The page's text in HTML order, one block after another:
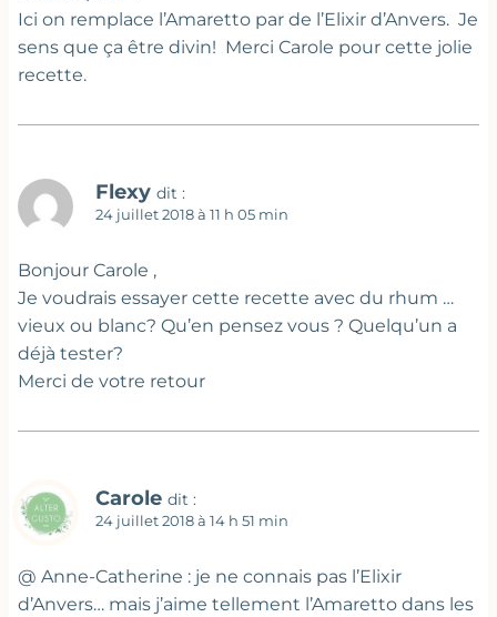
Ici on remplace l’Amaretto par de l’Elixir d’Anvers. Je
sens que ça être divin! Merci Carole pour cette jolie
recette.
Flexy dit :
24 juillet 2018 à 11 h 05 min
Bonjour Carole ,
Je voudrais essayer cette recette avec du rhum …
vieux ou blanc? Qu’en pensez vous ? Quelqu’un a
déjà tester?
Merci de votre retour
Carole dit :
24 juillet 2018 à 14 h 51 min
@ Anne-Catherine : je ne connais pas l’Elixir
d’Anvers… mais j’aime tellement l’Amaretto dans les